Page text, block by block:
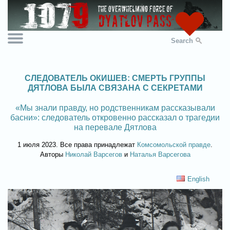
Search
СЛЕДОВАТЕЛЬ ОКИШЕВ: СМЕРТЬ ГРУППЫ
ДЯТЛОВА БЫЛА СВЯЗАНА С СЕКРЕТАМИ
«Мы знали правду, но родственникам рассказывали
басни»: следователь откровенно рассказал о трагедии
на перевале Дятлова
1 июля 2023. Все права принадлежат Комсомольской правде
Авторы Николай Варсегови Наталья Варсегова
English